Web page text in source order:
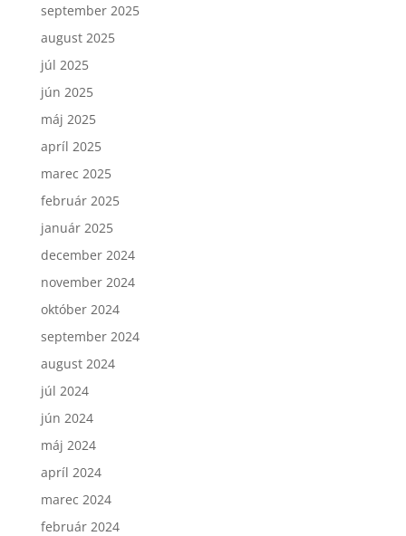
september 2025
august 2025
júl 2025
jún 2025
máj 2025
apríl 2025
marec 2025
február 2025
január 2025
december 2024
november 2024
október 2024
september 2024
august 2024
júl 2024
jún 2024
máj 2024
apríl 2024
marec 2024
február 2024